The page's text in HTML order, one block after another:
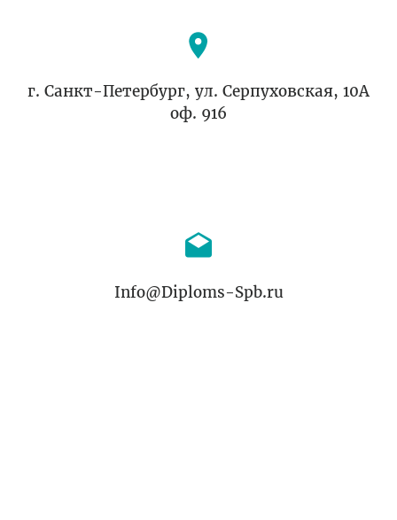
г. Санкт-Петербург, ул. Серпуховская, 10А
оф. 916
Info@Diploms-Spb.ru